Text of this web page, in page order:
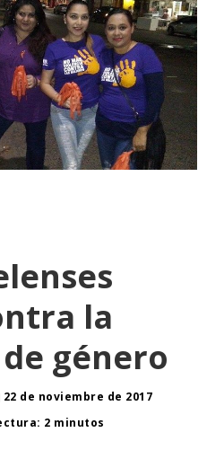
la
género
22 de noviembre de 2017
2 minutos